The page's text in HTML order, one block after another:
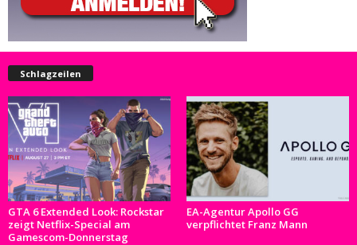
Schlagzeilen
GTA 6 Extended Look: Rockstar
zeigt Netflix-Special am
Gamescom-Donnerstag
EA-Agentur Apollo GG
verpflichtet Franz Mann